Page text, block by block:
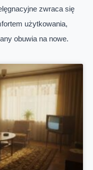
zwraca się
użytkowania,
obuwia na nowe.